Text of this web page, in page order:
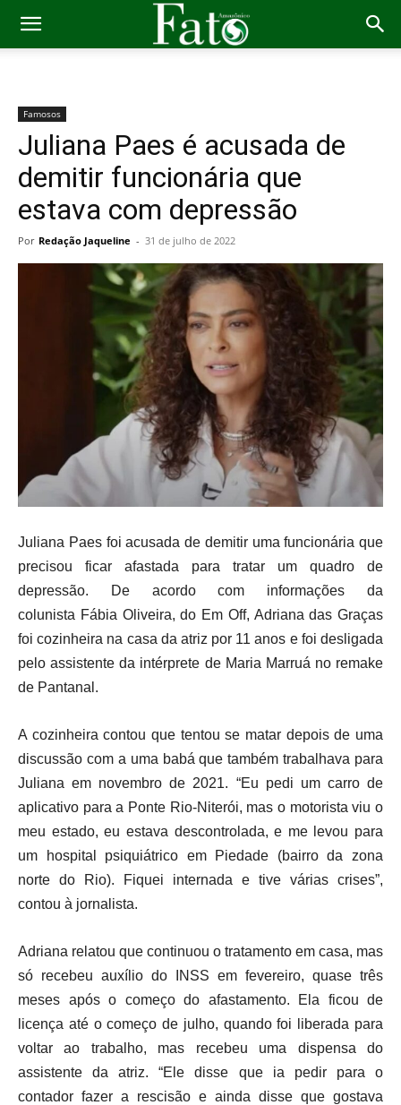
Famosos
Juliana Paes é acusada de
demitir funcionária que
estava com depressão
Por Redação Jaqueline - 31 de julho de 2022
Juliana Paes foi acusada de demitir uma funcionária que
precisou ficar afastada para tratar um quadro de
depressão. De acordo com informações da
colunista Fábia Oliveira, do Em Off, Adriana das Graças
foi cozinheira na casa da atriz por 11 anos e foi desligada
pelo assistente da intérprete de Maria Marruá no remake
de Pantanal.
A cozinheira contou que tentou se matar depois de uma
discussão com a uma babá que também trabalhava para
Juliana em novembro de 2021. “Eu pedi um carro de
aplicativo para a Ponte Rio-Niterói, mas o motorista viu o
meu estado, eu estava descontrolada, e me levou para
um hospital psiquiátrico em Piedade (bairro da zona
norte do Rio). Fiquei internada e tive várias crises”,
contou à jornalista.
Adriana relatou que continuou o tratamento em casa, mas
só recebeu auxílio do INSS em fevereiro, quase três
meses após o começo do afastamento. Ela ficou de
licença até o começo de julho, quando foi liberada para
voltar ao trabalho, mas recebeu uma dispensa do
assistente da atriz. “Ele disse que ia pedir para o
contador fazer a rescisão e ainda disse que gostava